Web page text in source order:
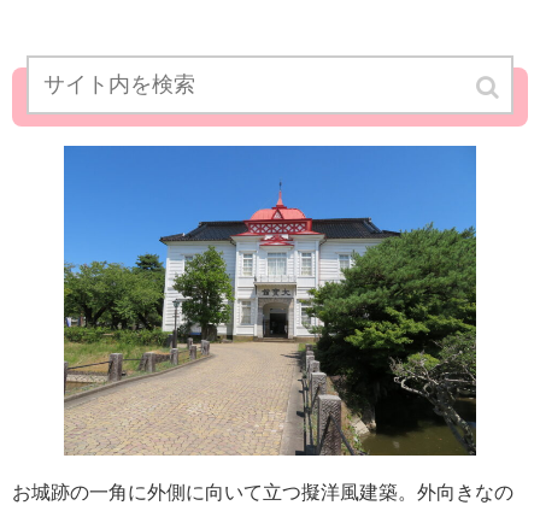
大寶館（＝大宝館＝たいほうかん）。
お城跡の一角に外側に向いて立つ擬洋風建築。外向きなの